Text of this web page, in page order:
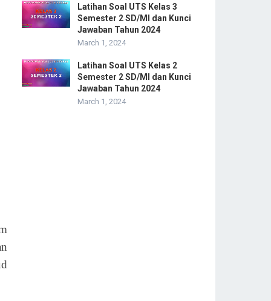
Latihan Soal UTS Kelas 3
Semester 2 SD/MI dan Kunci
Jawaban Tahun 2024
March 1, 2024
Latihan Soal UTS Kelas 2
Semester 2 SD/MI dan Kunci
Jawaban Tahun 2024
March 1, 2024